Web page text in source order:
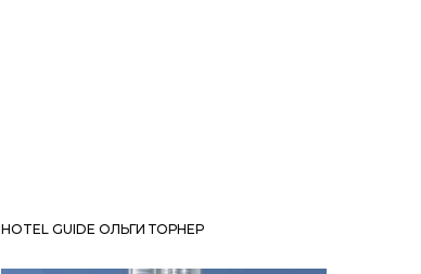
HOTEL GUIDE ОЛЬГИ ТОРНЕР